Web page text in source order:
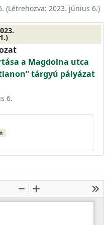
(Létrehozva: 2023. június 6.)
a Magdolna utca
tárgyú pályázat
6.